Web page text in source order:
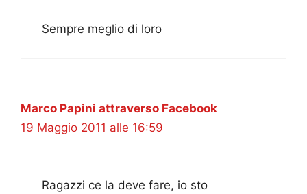
Sempre meglio di loro
Marco Papini attraverso Facebook
19 Maggio 2011 alle 16:59
Ragazzi ce la deve fare, io sto